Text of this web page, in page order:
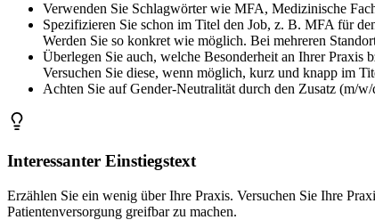
Verwenden Sie Schlagwörter wie MFA, Medizinische
Spezifizieren Sie schon im Titel den Job, z. B. MFA für
Werden Sie so konkret wie möglich. Bei mehreren
Überlegen Sie auch, welche Besonderheit an Ihrer
Versuchen Sie diese, wenn möglich, kurz und knapp im
Achten Sie auf Gender-Neutralität durch den Zusatz (m/
Interessanter Einstiegstext
Erzählen Sie ein wenig über Ihre Praxis. Versuchen Sie Ihre
Patientenversorgung greifbar zu machen.